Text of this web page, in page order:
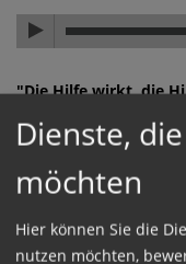
"Die Hilfe wirkt, die
Caritas-Österreich-
Dienste,
möchten
Hier können Sie die
nutzen möchten,